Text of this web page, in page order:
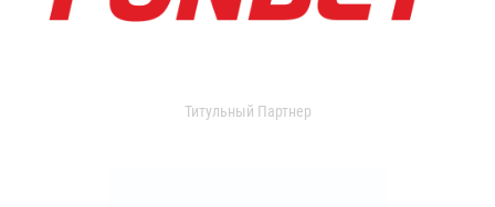
Титульный Партнер